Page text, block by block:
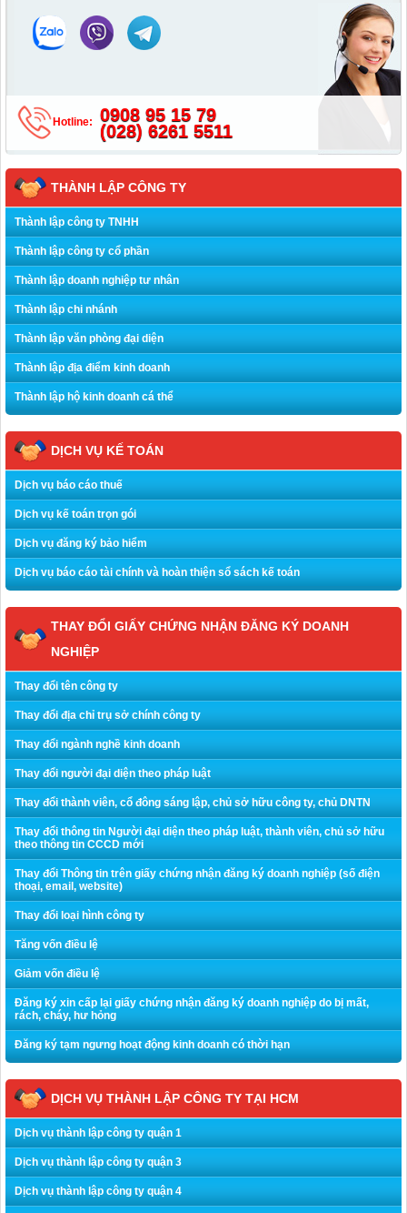
Hotline:
0908 95 15 79
(028) 6261 5511
THÀNH LẬP CÔNG TY
Thành lập công ty TNHH
Thành lập công ty cổ phần
Thành lập doanh nghiệp tư nhân
Thành lập chi nhánh
Thành lập văn phòng đại diện
Thành lập địa điểm kinh doanh
Thành lập hộ kinh doanh cá thể
DỊCH VỤ KẾ TOÁN
Dịch vụ báo cáo thuế
Dịch vụ kế toán trọn gói
Dịch vụ đăng ký bảo hiểm
Dịch vụ báo cáo tài chính và hoàn thiện sổ sách kế toán
THAY ĐỔI GIẤY CHỨNG NHẬN ĐĂNG KÝ DOANH
NGHIỆP
Thay đổi tên công ty
Thay đổi địa chỉ trụ sở chính công ty
Thay đổi ngành nghề kinh doanh
Thay đổi người đại diện theo pháp luật
Thay đổi thành viên, cổ đông sáng lập, chủ sở hữu công ty, chủ DNTN
Thay đổi thông tin Người đại diện theo pháp luật, thành viên, chủ sở hữu
theo thông tin CCCD mới
Thay đổi Thông tin trên giấy chứng nhận đăng ký doanh nghiệp (số điện
thoại, email, website)
Thay đổi loại hình công ty
Tăng vốn điều lệ
Giảm vốn điều lệ
Đăng ký xin cấp lại giấy chứng nhận đăng ký doanh nghiệp do bị mất,
rách, cháy, hư hỏng
Đăng ký tạm ngưng hoạt động kinh doanh có thời hạn
DỊCH VỤ THÀNH LẬP CÔNG TY TẠI HCM
Dịch vụ thành lập công ty quận 1
Dịch vụ thành lập công ty quận 3
Dịch vụ thành lập công ty quận 4